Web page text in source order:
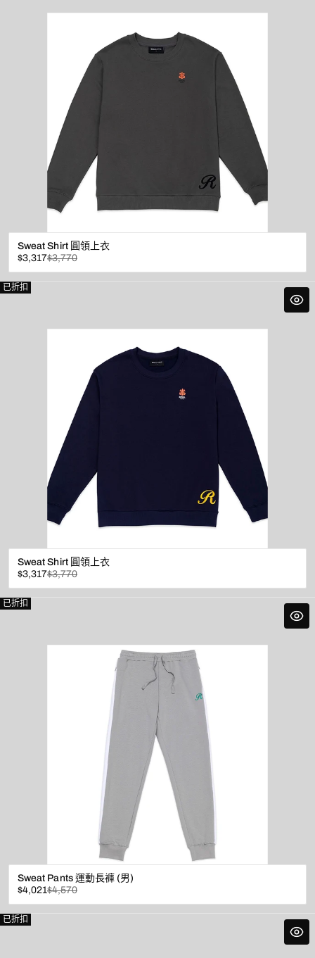
Sweat Shirt 圓領上衣
已
折
扣
$3,317
原
價
$3,770
已折扣
Sweat Shirt 圓領上衣
已
折
扣
$3,317
原
價
$3,770
已折扣
Sweat Pants 運動長褲 (男)
已
折
扣
$4,021
原
價
$4,570
已折扣